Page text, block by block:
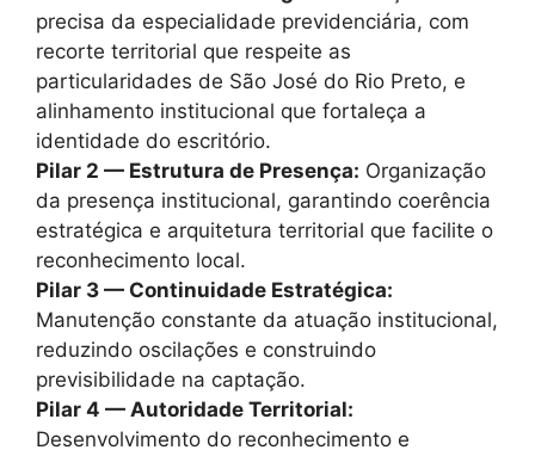
precisa da especialidade previdenciária, com
recorte territorial que respeite as
particularidades de São José do Rio Preto, e
alinhamento institucional que fortaleça a
identidade do escritório.
Pilar 2 — Estrutura de Presença: Organização
da presença institucional, garantindo coerência
estratégica e arquitetura territorial que facilite o
reconhecimento local.
Pilar 3 — Continuidade Estratégica:
Manutenção constante da atuação institucional,
reduzindo oscilações e construindo
previsibilidade na captação.
Pilar 4 — Autoridade Territorial:
Desenvolvimento do reconhecimento e